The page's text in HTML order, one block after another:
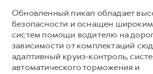
Обновленный пикап обладает
безопасности и оснащен
систем помощи водителю на
зависимости от комплектаций
адаптивный круиз-контроль,
автоматического торможения и